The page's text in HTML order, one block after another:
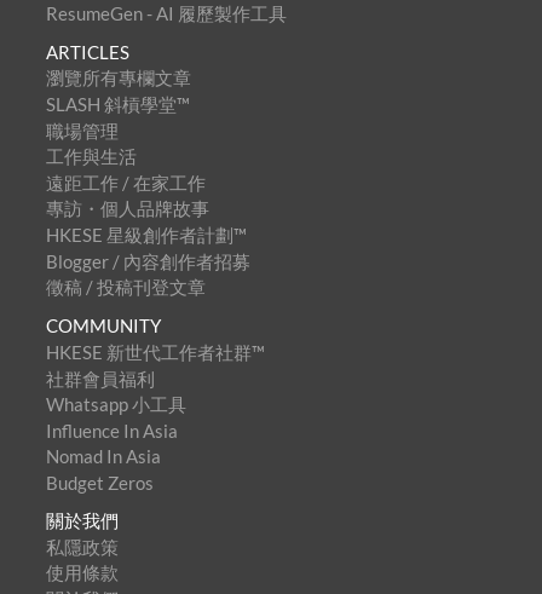
ResumeGen - AI 履歷製作工具
ARTICLES
瀏覽所有專欄文章
SLASH 斜槓學堂™
職場管理
工作與生活
遠距工作 / 在家工作
專訪・個人品牌故事
HKESE 星級創作者計劃™
Blogger / 內容創作者招募
徵稿 / 投稿刊登文章
COMMUNITY
HKESE 新世代工作者社群™
社群會員福利
Whatsapp 小工具
Influence In Asia
Nomad In Asia
Budget Zeros
關於我們
私隱政策
使用條款